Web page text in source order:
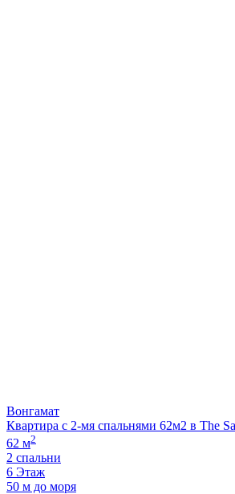
Вонгамат
Квартира с 2-мя спальнями 62м2 в The
62 м2
2 спальни
6 Этаж
50 м до моря